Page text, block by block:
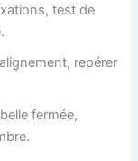
test de
repérer
fermée,